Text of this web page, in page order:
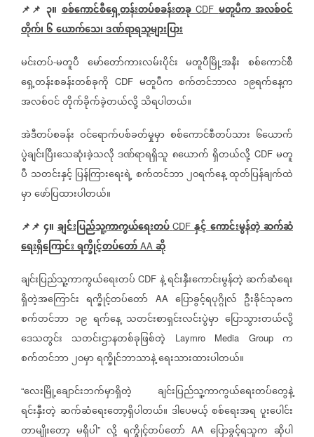
📌📌၃။ စစ်ကောင်စီရှေ့တန်းတပ်စခန်းတခု CDF မတူပီက အလစ်ဝင်
တိုက်၊၆ယောက်သေ၊ဒဏ်ရာရသူများပြား
မင်းတပ်-မတူပီ မော်တော်ကားလမ်းပိုင်း မတူပီမြို့အနီး စစ်ကောင်စီ
ရှေ့တန်းစခန်းတစ်ခုကို CDF မတူပီက စက်တင်ဘာလ ၁၉ရက်နေ့က
အလစ်ဝင်တိုက်ခိုက်ခဲ့တယ်လို့သိရပါတယ်။
အဲဒီတပ်စခန်း ဝင်ရောက်ပစ်ခတ်မှုမှာ စစ်ကောင်စီတပ်သား ၆ယောက်
ပွဲချင်းပြီးသေဆုံးခဲ့သလို ဒဏ်ရာရရှိသူ ၈ယောက် ရှိတယ်လို့ CDFမတူ
ပီ သတင်းနှင့်ပြန်ကြားရေးရဲ့စက်တင်ဘာ၂၀ရက်နေ့ထုတ်ပြန်ချက်ထဲ
မှာဖော်ပြထားပါတယ်။
📌📌 ၄။ချင်းပြည်သူ့ကာကွယ်ရေးတပ် CDFနှင့်ကောင်းမွန်တဲ့ဆက်ဆံ
ရေးရှိကြောင်းရက္ခိုင့်တပ်တော် AA ဆို
ချင်းပြည်သူ့ကာကွယ်ရေးတပ် CDF နဲ့ရင်းနှီးကောင်းမွန်တဲ့ဆက်ဆံရေး
ရှိတဲ့အကြောင်း ရက္ခိုင့်တပ်တော် AA ပြောခွင့်ရပုဂ္ဂိုလ် ဦးခိုင်သုခက
စက်တင်ဘာ ၁၉ ရက်နေ့ သတင်းစာရှင်းလင်းပွဲမှာ ပြောသွားတယ်လို့
ဒေသတွင်း သတင်းဌာနတစ်ခုဖြစ်တဲ့ Laymro Media Groupက
စက်တင်ဘာ၂၀မှာရက္ခိုင်ဘာသာနဲ့ရေးသားထားပါတယ်။
“လေးမြို့ချောင်းဘက်မှာရှိတဲ့
ချင်းပြည်သူ့ကာကွယ်ရေးတပ်တွေနဲ့
ရင်းနှီးတဲ့ ဆက်ဆံရေးတော့ရှိပါတယ်။ ဒါပေမယ့် စစ်ရေးအရ ပူးပေါင်း
တာမျိုးတော့ မရှိပါ” လို့ ရက္ခိုင့်တပ်တော် AA ပြောခွင့်ရသူက ဆိုပါ